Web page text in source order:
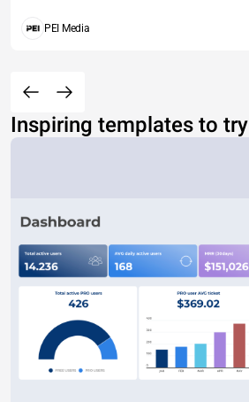
PEI Media
Inspiring templates to try